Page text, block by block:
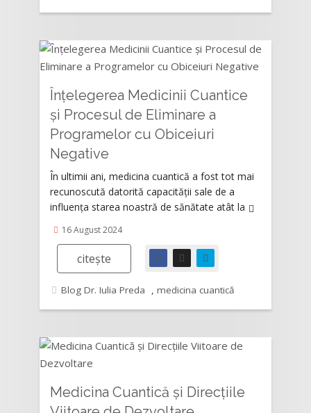
Rating:
Înțelegerea Medicinii Cuantice
și Procesul de Eliminare a
Programelor cu Obiceiuri
Negative
În ultimii ani, medicina cuantică a fost tot mai
recunoscută datorită capacității sale de a
influența starea noastră de sănătate atât la
16 August 2024
citește
Blog Dr. Iulia Preda , medicina cuantică
Rating:
Medicina Cuantică și Direcțiile